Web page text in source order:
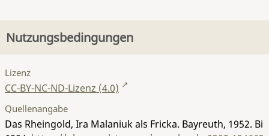
Nutzungsbedingungen
Lizenz
CC-BY-NC-ND-Lizenz (4.0)
Quellenangabe
Das Rheingold, Ira Malaniuk als Fricka. Bayreuth, 1952. Bi